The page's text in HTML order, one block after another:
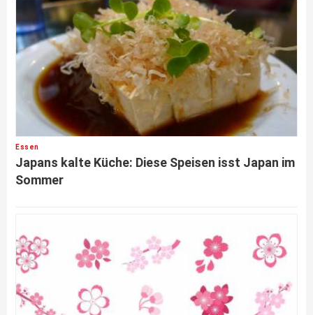
Essen
Japans kalte Küche: Diese Speisen isst Japan im
Sommer